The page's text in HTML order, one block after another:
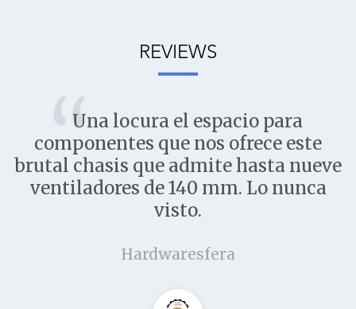
REVIEWS
Una locura el espacio para
componentes que nos ofrece este
brutal chasis que admite hasta nueve
ventiladores de 140 mm. Lo nunca
visto.
Hardwaresfera